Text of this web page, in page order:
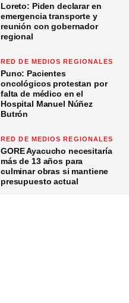
Loreto: Piden declarar en
emergencia transporte y
reunión con gobernador
regional
RED DE MEDIOS REGIONALES
Puno: Pacientes
oncológicos protestan por
falta de médico en el
Hospital Manuel Núñez
Butrón
RED DE MEDIOS REGIONALES
GORE Ayacucho necesitaría
más de 13 años para
culminar obras si mantiene
presupuesto actual